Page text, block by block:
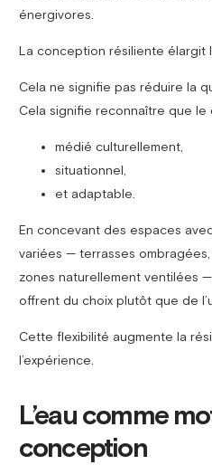
énergivores.
La conception résiliente élargit
Cela ne signifie pas réduire la
Cela signifie reconnaître que le
médié culturellement,
situationnel,
et adaptable.
En concevant des espaces
variées — terrasses ombragées,
zones naturellement ventilées
offrent du choix plutôt que de
Cette flexibilité augmente la
l’expérience.
L’eau comme
conception